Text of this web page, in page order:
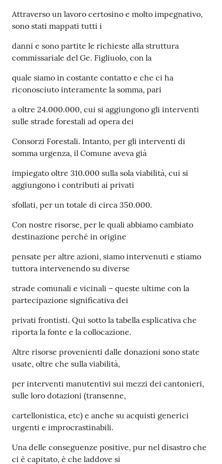
Attraverso un lavoro certosino e molto impegnativo,
sono stati mappati tutti i
danni e sono partite le richieste alla struttura
commissariale del Ge. Figliuolo, con la
quale siamo in costante contatto e che ci ha
riconosciuto interamente la somma, pari
a oltre 24.000.000, cui si aggiungono gli interventi
sulle strade forestali ad opera dei
Consorzi Forestali. Intanto, per gli interventi di
somma urgenza, il Comune aveva già
impiegato oltre 310.000 sulla sola viabilità, cui si
aggiungono i contributi ai privati
sfollati, per un totale di circa 350.000.
Con nostre risorse, per le quali abbiamo cambiato
destinazione perché in origine
pensate per altre azioni, siamo intervenuti e stiamo
tuttora intervenendo su diverse
strade comunali e vicinali – queste ultime con la
partecipazione significativa dei
privati frontisti. Qui sotto la tabella esplicativa che
riporta la fonte e la collocazione.
Altre risorse provenienti dalle donazioni sono state
usate, oltre che sulla viabilità,
per interventi manutentivi sui mezzi dei cantonieri,
sulle loro dotazioni (transenne,
cartellonistica, etc) e anche su acquisti generici
urgenti e improcrastinabili.
Una delle conseguenze positive, pur nel disastro che
ci è capitato, è che laddove si